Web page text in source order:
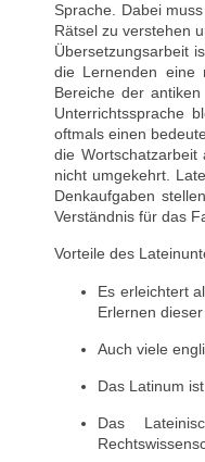
Sprache. Dabei
Rätsel zu
Übersetzungsarbeit
die Lernenden eine
Bereiche
Unterrichtssprache
oftmals einen
die
nicht umgekehrt.
Denkaufgaben
Verständnis für das
Vorteile des
Es erleichtert
Erlernen dieser
Auch viele
Das Latinum
Das